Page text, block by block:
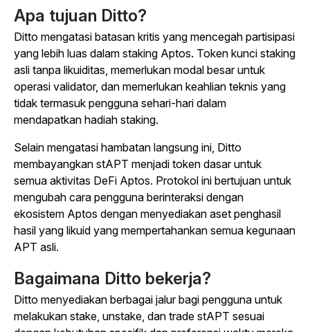
Apa tujuan Ditto?
Ditto mengatasi batasan kritis yang mencegah partisipasi
yang lebih luas dalam staking Aptos. Token kunci staking
asli tanpa likuiditas, memerlukan modal besar untuk
operasi validator, dan memerlukan keahlian teknis yang
tidak termasuk pengguna sehari-hari dalam
mendapatkan hadiah staking.
Selain mengatasi hambatan langsung ini, Ditto
membayangkan stAPT menjadi token dasar untuk
semua aktivitas DeFi Aptos. Protokol ini bertujuan untuk
mengubah cara pengguna berinteraksi dengan
ekosistem Aptos dengan menyediakan aset penghasil
hasil yang likuid yang mempertahankan semua kegunaan
APT asli.
Bagaimana Ditto bekerja?
Ditto menyediakan berbagai jalur bagi pengguna untuk
melakukan stake, unstake, dan trade stAPT sesuai